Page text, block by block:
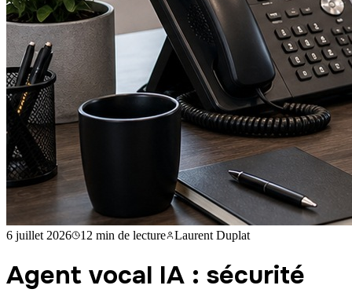
6 juillet 2026 12 min de lecture Laurent Duplat
Agent vocal IA : sécurité